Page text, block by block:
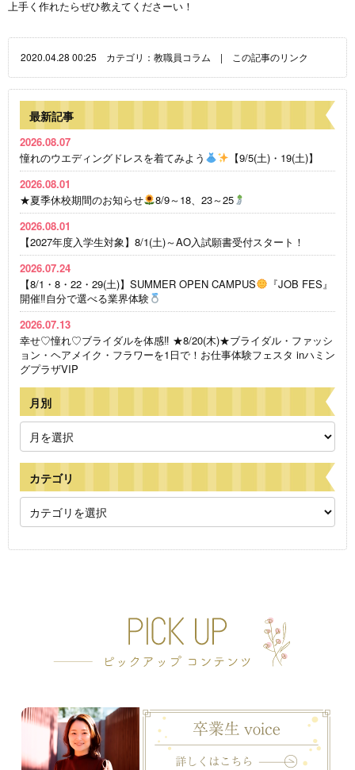
上手く作れたらぜひ教えてくださーい！
2020.04.28 00:25 カテゴリ： 教職員コラム | この記事のリンク
最新記事
2026.08.07
憧れのウエディングドレスを着てみよう
【9/5(土)・19(土)】
2026.08.01
★夏季休校期間のお知らせ
8/9～18、23～25
2026.08.01
【2027年度入学生対象】8/1(土)～AO入試願書受付スタート！
2026.07.24
【8/1・8・22・29(土)】SUMMER OPEN CAMPUS
『JOB FES』
開催‼自分で選べる業界体験
2026.07.13
幸せ♡憧れ♡ブライダルを体感‼ ★8/20(木)★ブライダル・ファッシ
ョン・ヘアメイク・フラワーを1日で！お仕事体験フェスタ inハミン
グプラザVIP
月別
カテゴリ